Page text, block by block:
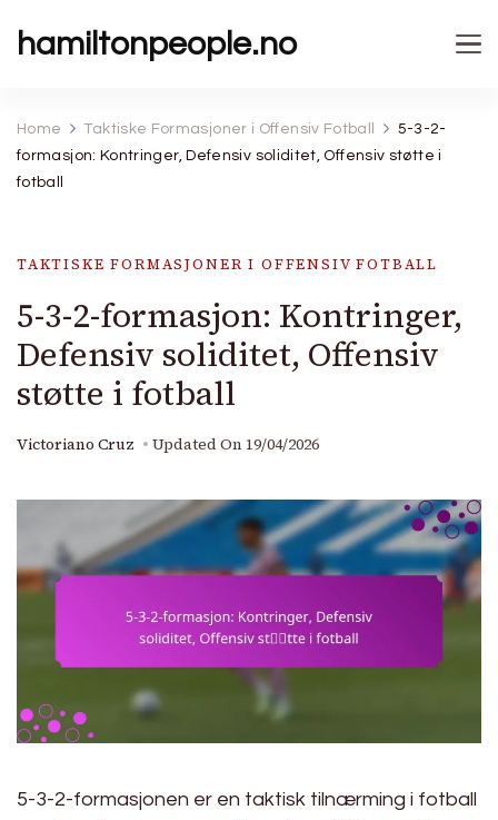
hamiltonpeople.no
Home Taktiske Formasjoner i Offensiv Fotball
5-3-2-
formasjon: Kontringer, Defensiv soliditet, Offensiv støtte i
fotball
TAKTISKE FORMASJONER I OFFENSIV FOTBALL
5-3-2-formasjon: Kontringer,
Defensiv soliditet, Offensiv
støtte i fotball
Victoriano Cruz Updated On 19/04/2026
5-3-2-formasjonen er en taktisk tilnærming i fotball